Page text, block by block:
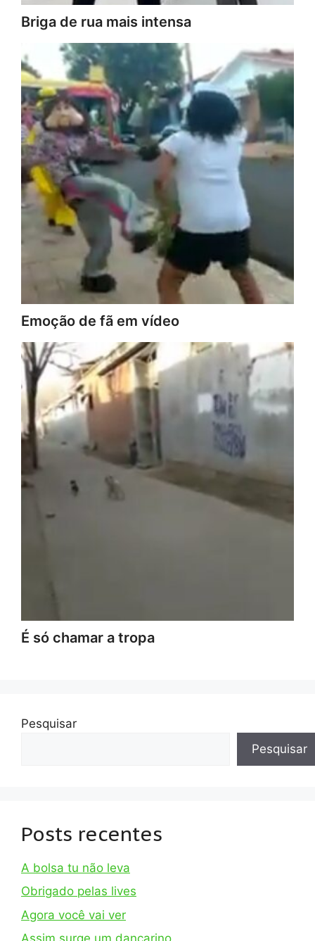
Briga de rua mais intensa
Emoção de fã em vídeo
É só chamar a tropa
Pesquisar
Pesquisar
Posts recentes
A bolsa tu não leva
Obrigado pelas lives
Agora você vai ver